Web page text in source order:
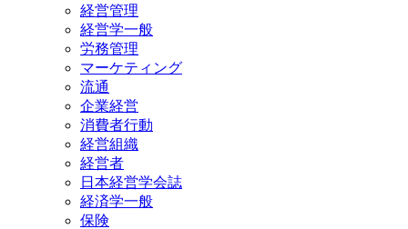
経営管理
経営学一般
労務管理
マーケティング
流通
企業経営
消費者行動
経営組織
経営者
日本経営学会誌
経済学一般
保険